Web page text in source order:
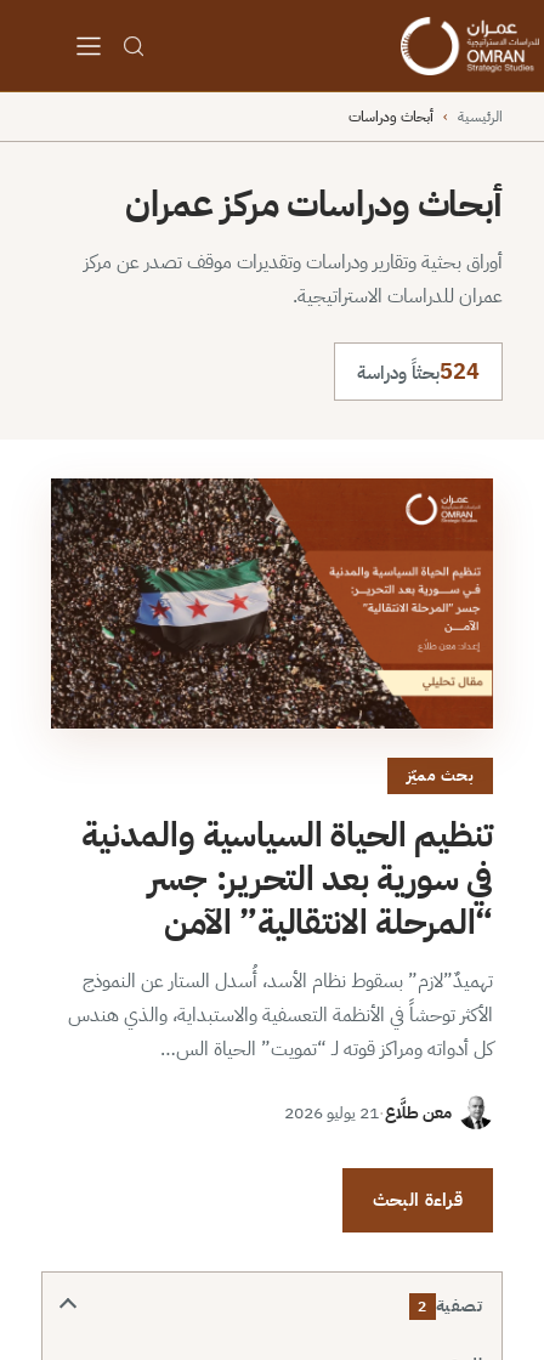
الرئيسية › أبحاث ودراسات
أبحاث ودراسات مركز عمران
أوراق بحثية وتقارير ودراسات وتقديرات موقف تصدر عن مركز
عمران للدراسات الاستراتيجية.
524بحثاً ودراسة
بحث مميّز
تنظيم الحياة السياسية والمدنية
في سورية بعد التحرير: جسر
“المرحلة الانتقالية” الآمن
تهميدٌ”لازم” بسقوط نظام الأسد، أُسدل الستار عن النموذج
الأكثر توحشاً في الأنظمة التعسفية والاستبداية، والذي هندس
كل أدواته ومراكز قوته لـ “تمويت” الحياة الس…
معن طلَّاع·21 يوليو 2026
قراءة البحث
تصفية 2